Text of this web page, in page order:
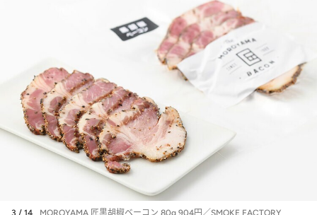
3 / 14
MOROYAMA 匠黒胡椒ベーコン 80g 904円／SMOKE FACTORY